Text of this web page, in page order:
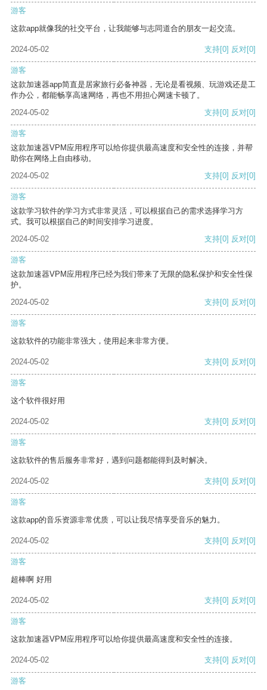
游客
这款app就像我的社交平台，让我能够与志同道合的朋友一起交流。
2024-05-02 支持[0] 反对[0]
游客
这款加速器app简直是居家旅行必备神器，无论是看视频、玩游戏还是工
作办公，都能畅享高速网络，再也不用担心网速卡顿了。
2024-05-02
支持[0] 反对[0]
游客
这款加速器VPM应用程序可以给你提供最高速度和安全性的连接，并帮
助你在网络上自由移动。
2024-05-02
支持[0] 反对[0]
游客
这款学习软件的学习方式非常灵活，可以根据自己的需求选择学习方
式。我可以根据自己的时间安排学习进度。
2024-05-02
支持[0] 反对[0]
游客
这款加速器VPM应用程序已经为我们带来了无限的隐私保护和安全性保
护。
2024-05-02
支持[0] 反对[0]
游客
这款软件的功能非常强大，使用起来非常方便。
2024-05-02 支持[0] 反对[0]
游客
这个软件很好用
2024-05-02 支持[0] 反对[0]
游客
这款软件的售后服务非常好，遇到问题都能得到及时解决。
2024-05-02 支持[0] 反对[0]
游客
这款app的音乐资源非常优质，可以让我尽情享受音乐的魅力。
2024-05-02 支持[0] 反对[0]
游客
超棒啊 好用
2024-05-02 支持[0] 反对[0]
游客
这款加速器VPM应用程序可以给你提供最高速度和安全性的连接。
2024-05-02 支持[0] 反对[0]
游客